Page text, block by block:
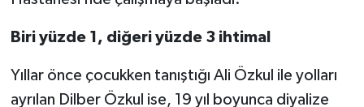
Biri yüzde 1, diğeri yüzde 3 ihtimal
Yıllar önce çocukken tanıştığı Ali Özkul ile yolları
ayrılan Dilber Özkul ise, 19 yıl boyunca diyalize